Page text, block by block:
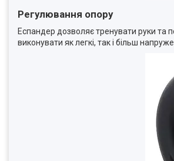
Регулювання опору
Еспандер дозволяє тренувати руки та
виконувати як легкі, так і більш